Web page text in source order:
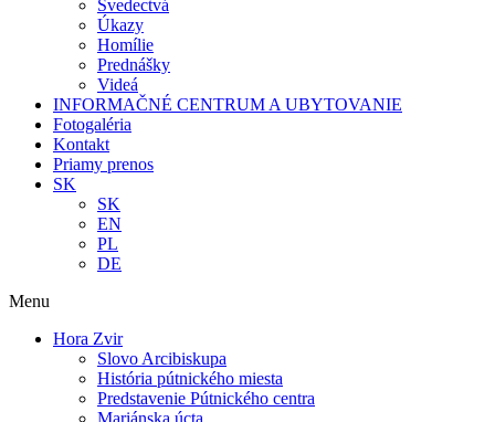
Svedectvá
Úkazy
Homílie
Prednášky
Videá
INFORMAČNÉ CENTRUM A UBYTOVANIE
Fotogaléria
Kontakt
Priamy prenos
SK
SK
EN
PL
DE
Menu
Hora Zvir
Slovo Arcibiskupa
História pútnického miesta
Predstavenie Pútnického centra
Mariánska úcta